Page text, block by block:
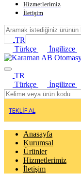
Hizmetlerimiz
İletişim
TR
Türkçe
İngilizce
TR
Türkçe
İngilizce
TEKLİF AL
Anasayfa
Kurumsal
Ürünler
Hizmetlerimiz
İletişim